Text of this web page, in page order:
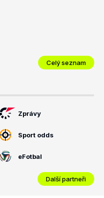
Celý seznam
Zprávy
Sport odds
eFotbal
Další partneři